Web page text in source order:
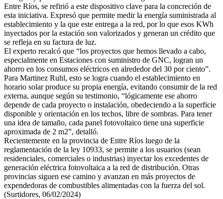
Entre Ríos, se refirió a este dispositivo clave para la concreción de
esta iniciativa. Expresó que permite medir la energía suministrada al
establecimiento y la que este entrega a la red, por lo que esos KWh
inyectados por la estación son valorizados y generan un crédito que
se refleja en su factura de luz.
El experto recalcó que “los proyectos que hemos llevado a cabo,
especialmente en Estaciones con suministro de GNC, logran un
ahorro en los consumos eléctricos en alrededor del 30 por ciento”.
Para Martinez Ruhl, esto se logra cuando el establecimiento en
horario solar produce su propia energía, evitando consumir de la red
externa, aunque según su testimonio, “lógicamente ese ahorro
depende de cada proyecto o instalación, obedeciendo a la superficie
disponible y orientación en los techos, libre de sombras. Para tener
una idea de tamaño, cada panel fotovoltaico tiene una superficie
aproximada de 2 m2”, detalló.
Recientemente en la provincia de Entre Ríos luego de la
reglamentación de la ley 10933, se permite a los usuarios (sean
residenciales, comerciales o industrias) inyectar los excedentes de
generación eléctrica fotovoltaica a la red de distribución. Otras
provincias siguen ese camino y avanzan en más proyectos de
expendedoras de combustibles alimentadas con la fuerza del sol.
(Surtidores, 06/02/2024)